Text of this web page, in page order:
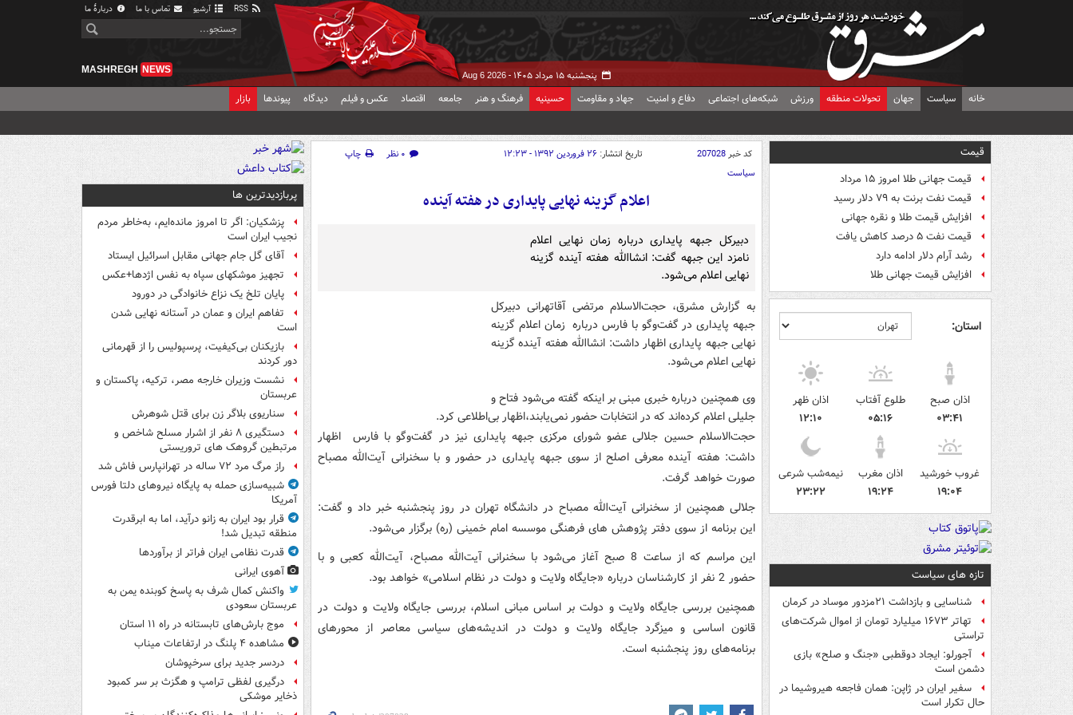
آرشیو تماس با ما دربارهٔ ما
پنجشنبه ۱۵ مرداد ۱۴۰۵ - Aug 6 2026
MASHREGH NEWS
خانه سیاست جهان تحولات منطقه ورزش شبکه‌های اجتماعی دفاع و امنیت جهاد و مقاومت حسینیه فرهنگ و هنر جامعه اقتصاد عکس و فیلم دیدگاه پیوندها بازار
قیمت
قیمت جهانی طلا امروز ۱۵ مرداد
قیمت نفت برنت به ۷۹ دلار رسید
افزایش قیمت طلا و نقره جهانی
قیمت نفت ۵ درصد کاهش یافت
رشد آرام دلار ادامه دارد
افزایش قیمت جهانی طلا
استان:
اذان صبح
۰۳:۴۱
طلوع آفتاب
۰۵:۱۶
اذان ظهر
۱۲:۱۰
غروب خورشید
۱۹:۰۴
اذان مغرب
۱۹:۲۴
نیمه‌شب شرعی
۲۳:۲۲
تازه های سیاست
شناسایی و بازداشت ۲۱مزدور موساد در کرمان
تهاتر ۱۶۷۳ میلیارد تومان از اموال شرکت‌های
تراستی
آجورلو: ایجاد دوقطبی «جنگ و صلح‌» بازی
دشمن است
سفیر ایران در ژاپن: همان فاجعه هیروشیما در
حال تکرار است
کد خبر207028 تاریخ انتشار: ۲۶ فروردین ۱۳۹۲ - ۱۲:۲۳ ۰ نظر
چاپ
سیاست
اعلام گزینه نهایی پایداری در هفته آینده
دبیرکل جبهه پایداری درباره زمان نهایی اعلام
نامزد این جبهه گفت: انشاالله هفته آینده گزینه
نهایی اعلام می‌شود.
به گزارش مشرق، حجت‌الاسلام مرتضی آقاتهرانی دبیرکل
جبهه پایداری در گفت‌و‌گو با فارس درباره زمان اعلام گزینه
نهایی جبهه پایداری اظهار داشت: انشاالله هفته آینده گزینه
نهایی اعلام می‌شود.
وی همچنین درباره خبری مبنی بر اینکه گفته می‌شود فتاح و
جلیلی اعلام کرده‌اند که در انتخابات حضور نمی‌یابند،‌اظهار بی‌اطلاعی کرد.
حجت‌الاسلام حسین جلالی عضو شورای مرکزی جبهه پایداری نیز در گفت‌وگو با فارس اظهار
داشت: هفته آینده معرفی اصلح از سوی جبهه پایداری در حضور و با سخنرانی آیت‌الله مصباح
صورت خواهد گرفت.
جلالی همچنین از سخنرانی آیت‌الله مصباح در دانشگاه تهران در روز پنجشنبه خبر داد و گفت:
این برنامه از سوی دفتر پژوهش های فرهنگی موسسه امام خمینی (ره) برگزار می‌شود.
این مراسم که از ساعت 8 صبح آغاز می‌شود با سخنرانی آیت‌الله مصباح، آیت‌الله کعبی و با
حضور 2 نفر از کارشناسان درباره «جایگاه ولایت و دولت در نظام اسلامی» خواهد بود.
همچنین بررسی جایگاه ولایت و دولت بر اساس مبانی اسلام، بررسی جایگاه ولایت و دولت در
قانون اساسی و میزگرد جایگاه ولایت و دولت در اندیشه‌های سیاسی معاصر از محورهای
برنامه‌های روز پنجشنبه است.
پربازدیدترین ها
پزشکیان: اگر تا امروز مانده‌ایم، به‌خاطر مردم
نجیب ایران است
آقای گل جام جهانی مقابل اسرائیل ایستاد
تجهیز موشکهای سپاه به نفس اژدها+عکس
پایان تلخ یک نزاع خانوادگی در دورود
تفاهم ایران و عمان در آستانه نهایی شدن
است
بازیکنان بی‌کیفیت، پرسپولیس را از قهرمانی
دور کردند
نشست وزیران خارجه مصر، ترکیه، پاکستان و
عربستان
سناریوی بلاگر زن برای قتل شوهرش
دستگیری ۸ نفر از اشرار مسلح شاخص و
مرتبطین گروهک های تروریستی
راز مرگ مرد ۷۲ ساله در تهرانپارس فاش شد
شبیه‌سازی حمله به پایگاه نیروهای دلتا فورس
آمریکا
قرار بود ایران به زانو درآید، اما به ابرقدرت
منطقه تبدیل شد!
قدرت نظامی ایران فراتر از برآوردها
آهوی ایرانی
واکنش کمال شرف به پاسخ کوبنده یمن به
عربستان سعودی
موج بارش‌های تابستانه در راه ۱۱ استان
مشاهده ۴ پلنگ در ارتفاعات میناب
دردسر جدید برای سرخپوشان
درگیری لفظی ترامپ و هگزث بر سر کمبود
ذخایر موشکی